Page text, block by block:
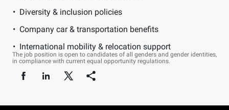
Diversity & inclusion policies
Company car & transportation benefits
International mobility & relocation support
The job position is open to candidates of all genders and gender identities,
in compliance with current equal opportunity regulations.